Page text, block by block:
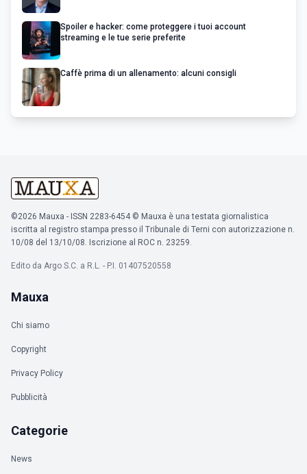
Spoiler e hacker: come proteggere i tuoi account
streaming e le tue serie preferite
Caffè prima di un allenamento: alcuni consigli
©2026 Mauxa - ISSN 2283-6454 © Mauxa è una testata giornalistica
iscritta al registro stampa presso il Tribunale di Terni con autorizzazione n.
10/08 del 13/10/08. Iscrizione al ROC n. 23259.
Edito da Argo S.C. a R.L. - P.I. 01407520558
Mauxa
Chi siamo
Copyright
Privacy Policy
Pubblicità
Categorie
News